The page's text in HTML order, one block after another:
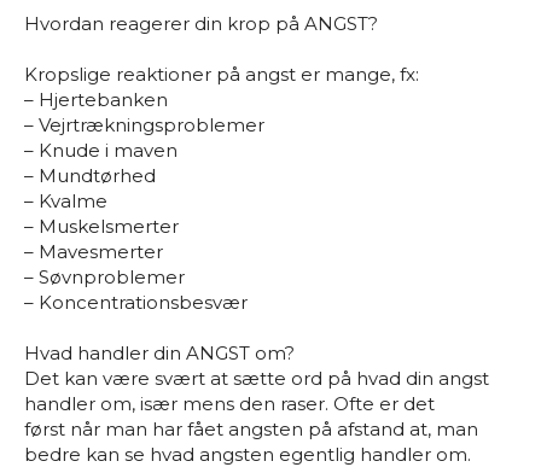
Hvordan reagerer din krop på ANGST?
Kropslige reaktioner på angst er mange, fx:
– Hjertebanken
– Vejrtrækningsproblemer
– Knude i maven
– Mundtørhed
– Kvalme
– Muskelsmerter
– Mavesmerter
– Søvnproblemer
– Koncentrationsbesvær
Hvad handler din ANGST om?
Det kan være svært at sætte ord på hvad din angst
handler om, især mens den raser. Ofte er det
først når man har fået angsten på afstand at, man
bedre kan se hvad angsten egentlig handler om.